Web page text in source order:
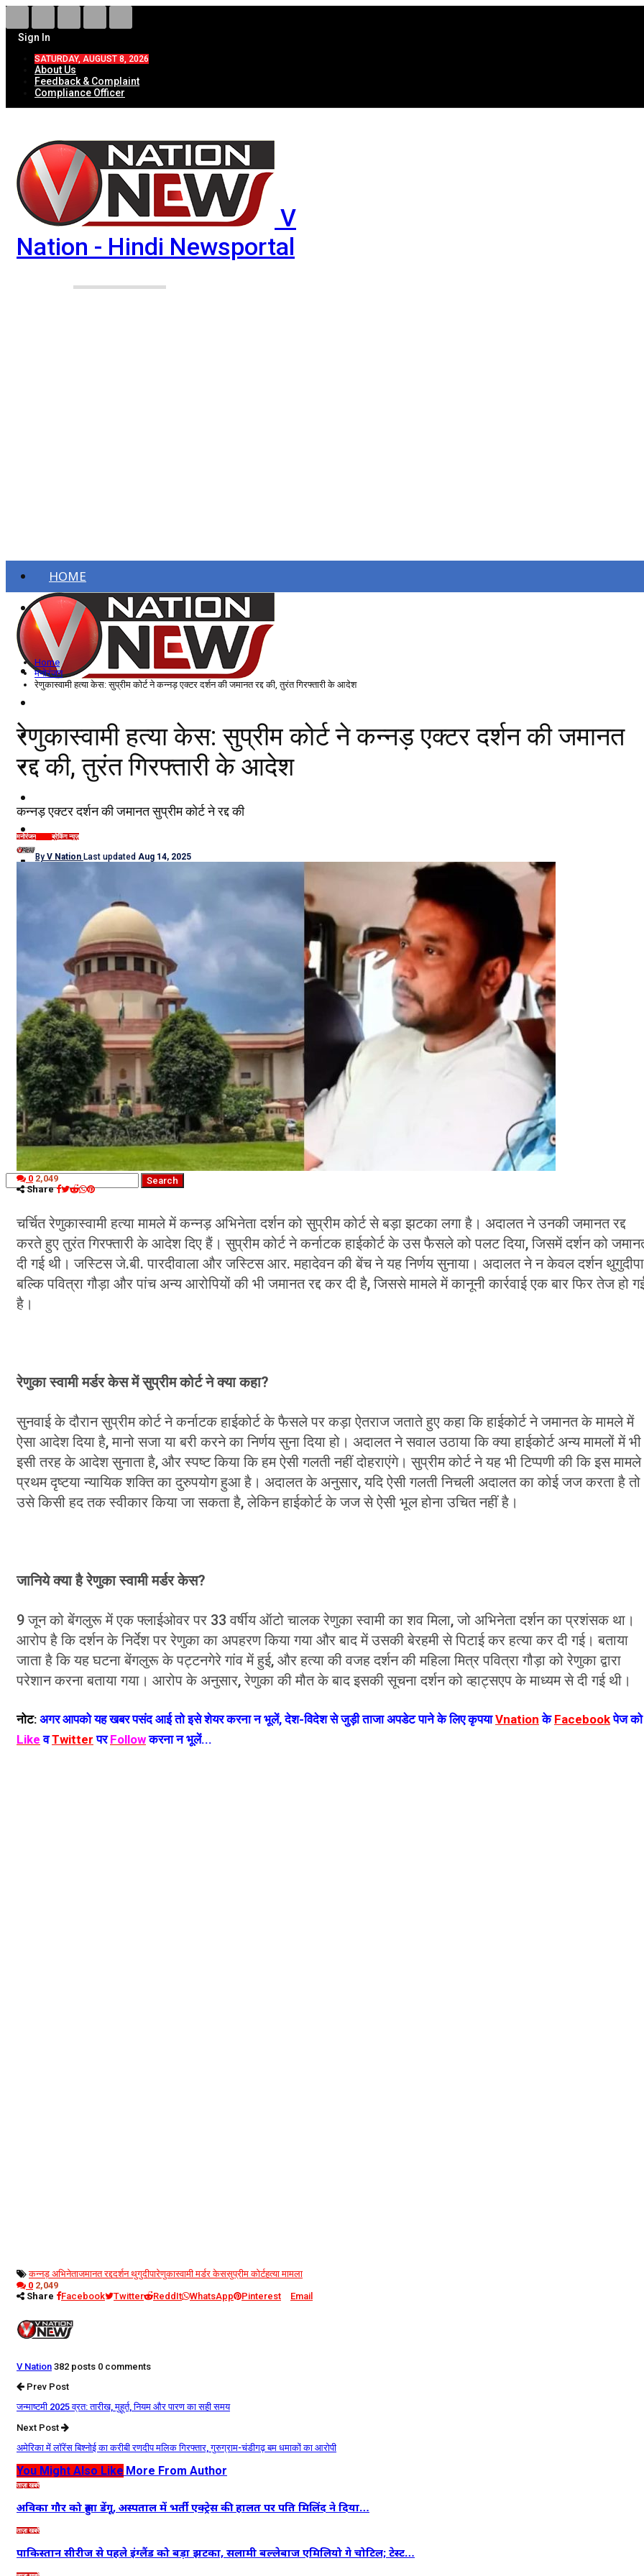
Sign In
SATURDAY, AUGUST 8, 2026
About Us
Feedback & Complaint
Compliance Officer
V
Nation - Hindi Newsportal
HOME
ताज़ा खबरें
देश
विदेश
उत्तर प्रदेश
नोएडा
राजनीति
कारोबार
मनोरंजन
शिक्षा
नौकरियां
जीवन शैली
हेल्थ
क्राइम
कृषि
धर्म
विज्ञान तकनीकी
Home
मनोरंजन
रेणुकास्वामी हत्या केस: सुप्रीम कोर्ट ने कन्नड़ एक्टर दर्शन की जमानत रद्द की, तुरंत गिरफ्तारी के आदेश
रेणुकास्वामी हत्या केस: सुप्रीम कोर्ट ने कन्नड़ एक्टर दर्शन की जमानत
रद्द की, तुरंत गिरफ्तारी के आदेश
कन्नड़ एक्टर दर्शन की जमानत सुप्रीम कोर्ट ने रद्द की
मनोरंजन ब्रेकिंग न्यूज़
By V Nation Last updated Aug 14, 2025
0 2,049
Share
चर्चित रेणुकास्वामी हत्या मामले में कन्नड़ अभिनेता दर्शन को सुप्रीम कोर्ट से बड़ा झटका लगा है। अदालत ने उनकी जमानत रद्द
करते हुए तुरंत गिरफ्तारी के आदेश दिए हैं। सुप्रीम कोर्ट ने कर्नाटक हाईकोर्ट के उस फैसले को पलट दिया, जिसमें दर्शन को
दी गई थी। जस्टिस जे.बी. पारदीवाला और जस्टिस आर. महादेवन की बेंच ने यह निर्णय सुनाया। अदालत ने न केवल दर्शन
बल्कि पवित्रा गौड़ा और पांच अन्य आरोपियों की भी जमानत रद्द कर दी है, जिससे मामले में कानूनी कार्रवाई एक बार फिर तेज हो
है।
रेणुका स्वामी मर्डर केस में सुप्रीम कोर्ट ने क्या कहा?
सुनवाई के दौरान सुप्रीम कोर्ट ने कर्नाटक हाईकोर्ट के फैसले पर कड़ा ऐतराज जताते हुए कहा कि हाईकोर्ट ने जमानत के मामले में
ऐसा आदेश दिया है, मानो सजा या बरी करने का निर्णय सुना दिया हो। अदालत ने सवाल उठाया कि क्या हाईकोर्ट अन्य मामलों में भी
इसी तरह के आदेश सुनाता है, और स्पष्ट किया कि हम ऐसी गलती नहीं दोहराएंगे। सुप्रीम कोर्ट ने यह भी टिप्पणी की कि इस
प्रथम दृष्टया न्यायिक शक्ति का दुरुपयोग हुआ है। अदालत के अनुसार, यदि ऐसी गलती निचली अदालत का कोई जज करता है तो
उसे किसी हद तक स्वीकार किया जा सकता है, लेकिन हाईकोर्ट के जज से ऐसी भूल होना उचित नहीं है।
जानिये क्या है रेणुका स्वामी मर्डर केस?
9 जून को बेंगलुरू में एक फ्लाईओवर पर 33 वर्षीय ऑटो चालक रेणुका स्वामी का शव मिला, जो अभिनेता दर्शन का प्रशंसक था।
आरोप है कि दर्शन के निर्देश पर रेणुका का अपहरण किया गया और बाद में उसकी बेरहमी से पिटाई कर हत्या कर दी गई। बताया
जाता है कि यह घटना बेंगलुरू के पट्टनगेरे गांव में हुई, और हत्या की वजह दर्शन की महिला मित्र पवित्रा गौड़ा को रेणुका द्वारा
परेशान करना बताया गया। आरोप के अनुसार, रेणुका की मौत के बाद इसकी सूचना दर्शन को व्हाट्सएप के माध्यम से दी गई थी।
नोट: अगर आपको यह खबर पसंद आई तो इसे शेयर करना न भूलें, देश-विदेश से जुड़ी ताजा अपडेट पाने के लिए कृपयाVnation के Facebookपेज को
Like वTwitter परFollowकरना न भूलें...
कन्नड़ अभिनेताजमानत रद्ददर्शन थुगुदीपारेणुकास्वामी मर्डर केससुप्रीम कोर्टहत्या मामला
0 2,049
Share
Facebook Twitter ReddIt WhatsApp Pinterest Email
V Nation 382 posts 0 comments
Prev Post
जन्माष्टमी 2025 व्रत: तारीख, मुहूर्त, नियम और पारण का सही समय
Next Post
अमेरिका में लॉरेंस बिश्नोई का करीबी रणदीप मलिक गिरफ्तार, गुरुग्राम-चंडीगढ़ बम धमाकों का आरोपी
You Might Also Like More From Author
ताज़ा खबरें
अविका गौर को हुआ डेंगू, अस्पताल में भर्ती एक्ट्रेस की हालत पर पति मिलिंद ने दिया…
ताज़ा खबरें
पाकिस्तान सीरीज से पहले इंग्लैंड को बड़ा झटका, सलामी बल्लेबाज एमिलियो गे चोटिल; टेस्ट…